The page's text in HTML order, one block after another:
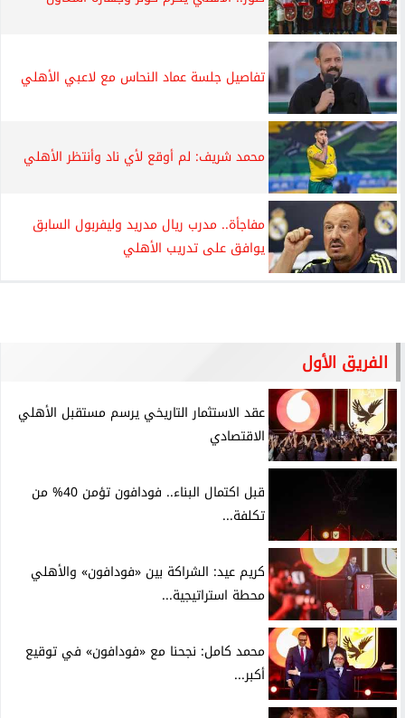
تفاصيل جلسة عماد النحاس مع لاعبي الأهلي
محمد شريف: لم أوقع لأي ناد وأنتظر الأهلي
مفاجأة.. مدرب ريال مدريد وليفربول السابق
يوافق على تدريب الأهلي
الفريق الأول
عقد الاستثمار التاريخي يرسم مستقبل الأهلي
الاقتصادي
قبل اكتمال البناء.. فودافون تؤمن 40% من
تكلفة...
كريم عيد: الشراكة بين «فودافون» والأهلي
محطة استراتيجية...
محمد كامل: نجحنا مع «فودافون» في توقيع
أكبر...